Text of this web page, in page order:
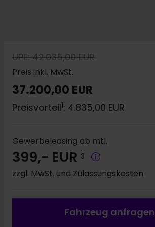
UPE: 42.035,00 EUR
Preis inkl. MwSt.
37.200,00 EUR
Preisvorteil1: 4.835,00 EUR
Gewerbeleasing ab mtl.
399,- EUR 3
zzgl. MwSt. und Zulassungskosten
Fahrzeug anfragen